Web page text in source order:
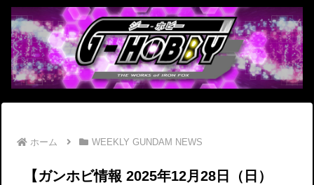
ホーム WEEKLY GUNDAM NEWS
【ガンホビ情報 2025年12月28日（日）